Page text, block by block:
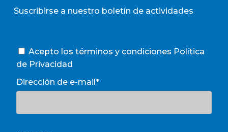
Suscribirse a nuestro boletín de actividades
Acepto los términos y condiciones Política
de Privacidad
Dirección de e-mail*